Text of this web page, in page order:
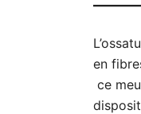
en
ce